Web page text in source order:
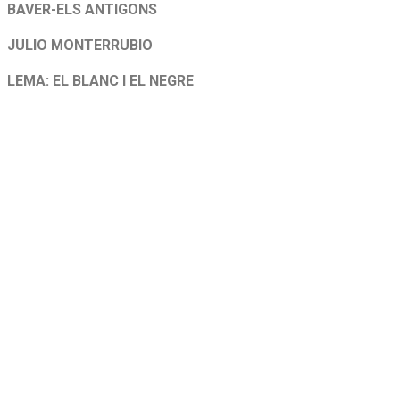
BAVER-ELS ANTIGONS
JULIO MONTERRUBIO
LEMA: EL BLANC I EL NEGRE